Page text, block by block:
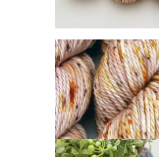
Rose Fog Confetti,
Superwash 100%
Meriino, 100 g
25,00€
Vali
Sellel